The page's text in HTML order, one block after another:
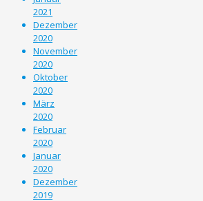
2021
Dezember
2020
November
2020
Oktober
2020
März
2020
Februar
2020
Januar
2020
Dezember
2019